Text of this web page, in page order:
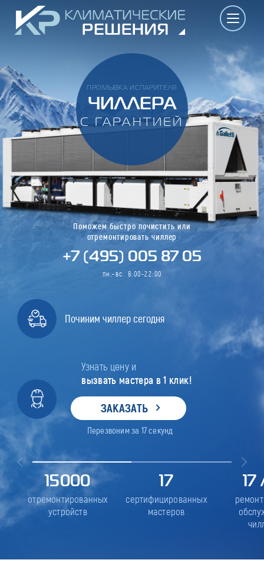
ПРОМЫВКА ИСПАРИТЕЛЯ
ЧИЛЛЕРА
С ГАРАНТИЕЙ
Поможем быстро почистить или
отремонтировать чиллер
+7 (495) 005 87 05
пн.-вс. 8:00-22:00
Починим чиллер сегодня
Узнать цену и
вызвать мастера в 1 клик!
ЗАКАЗАТЬ
Перезвоним за 17секунд
15000
отремонтированных
устройств
17
сертифицированных
мастеров
17